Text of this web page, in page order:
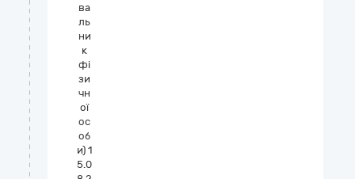
ва
ль
ни
к
фі
зи
чн
ої
ос
об
и) 1
5.0